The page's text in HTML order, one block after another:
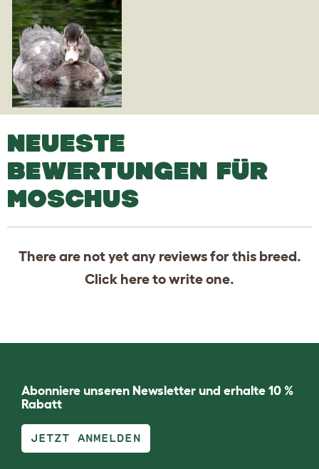
NEUESTE
BEWERTUNGEN FÜR
MOSCHUS
There are not yet any reviews for this breed.
Click hereto write one.
Abonniere unseren Newsletter und erhalte 10 %
Rabatt
JETZT ANMELDEN